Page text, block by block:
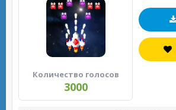
Количество голосов
3000